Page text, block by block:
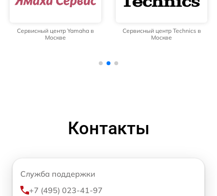
Сервисный центр Yamaha в
Москве
Сервисный центр Technics в
Москве
Контакты
Служба поддержки
+7 (495) 023-41-97